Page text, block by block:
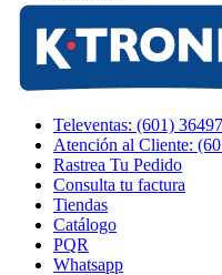
Televentas: (601)
Atención al Cliente:
Rastrea Tu Pedido
Consulta tu factura
Tiendas
Catálogo
PQR
Whatsapp